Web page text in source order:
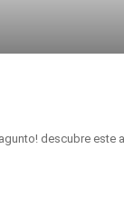
descubre este